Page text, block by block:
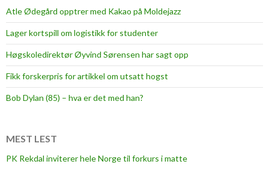
a
f
o
i
s
a
Atle Ødegård opptrer med Kakao på Moldejazz
Lager kortspill om logistikk for studenter
Høgskoledirektør Øyvind Sørensen har sagt opp
Fikk forskerpris for artikkel om utsatt hogst
Bob Dylan (85) – hva er det med han?
MEST LEST
PK Rekdal inviterer hele Norge til forkurs i matte